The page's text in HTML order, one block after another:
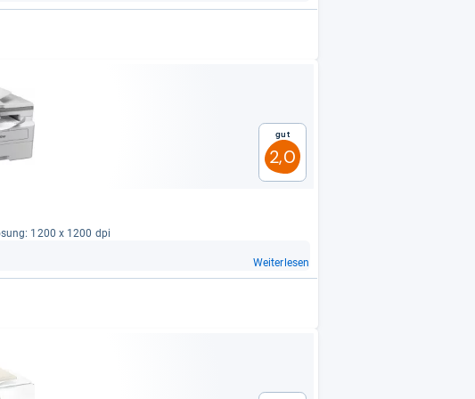
Gut
2,0
1200 x 1200 dpi
Weiterlesen